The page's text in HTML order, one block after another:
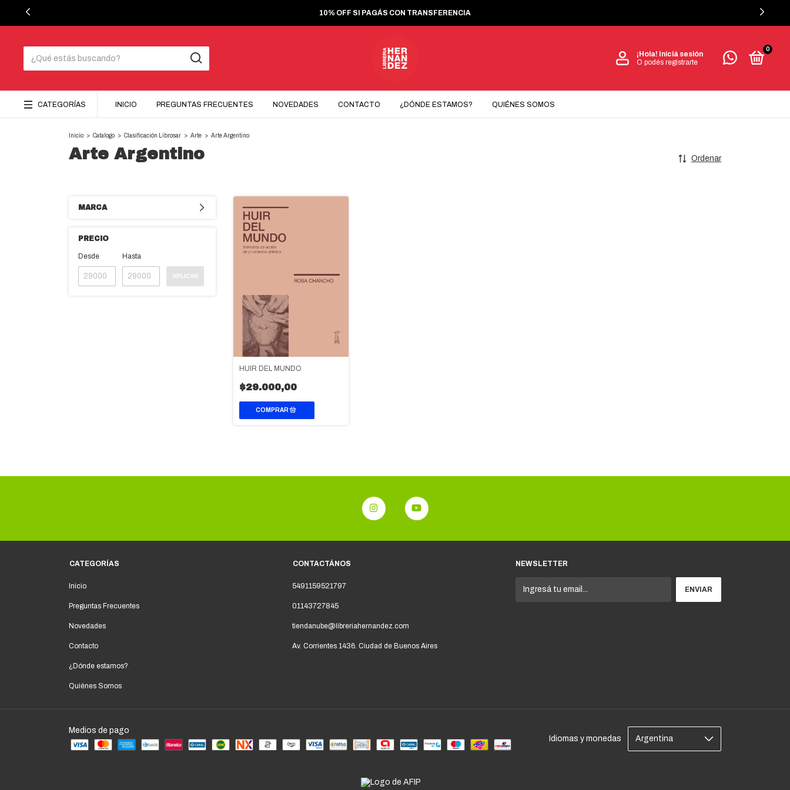
10% OFF SI PAGÁS CON TRANSFERENCIA
¡Hola! Iniciá sesión
O podés registrarte
0
CATEGORÍAS INICIO PREGUNTAS FRECUENTES NOVEDADES CONTACTO ¿DÓNDE ESTAMOS? QUIÉNES SOMOS
Inicio > Catalogo > Clasificación Librosar > Arte > Arte Argentino
Arte Argentino Ordenar
MARCA
PRECIO
Desde Hasta
APLICAR
HUIR DEL MUNDO
$29.000,00
CATEGORÍAS
Inicio
Preguntas Frecuentes
Novedades
Contacto
¿Dónde estamos?
Quiénes Somos
CONTACTÁNOS
5491159521797
01143727845
tiendanube@libreriahernandez.com
Av. Corrientes 1436. Ciudad de Buenos Aires
NEWSLETTER
Medios de pago
Idiomas y monedas